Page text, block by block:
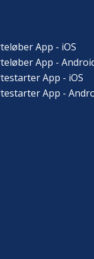
App - iOS
App -
App - iOS
App -